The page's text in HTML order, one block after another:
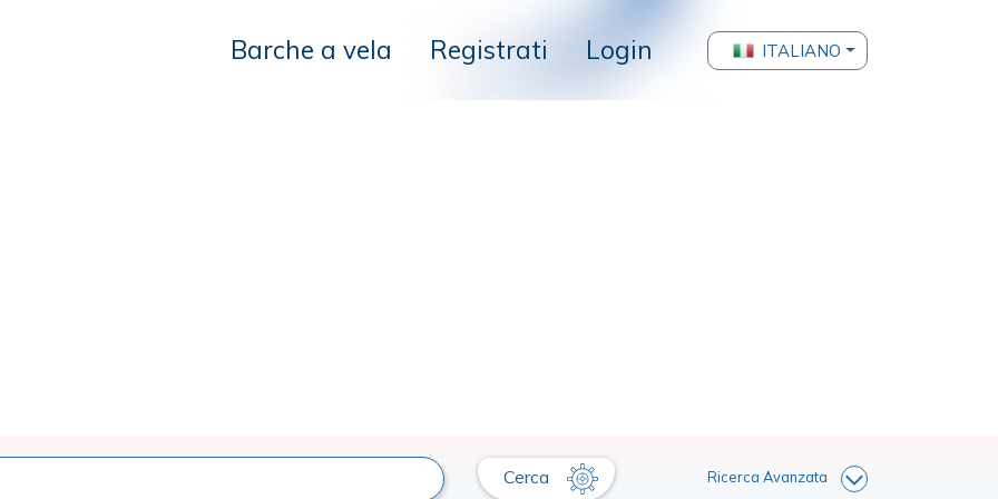
Barche a vela Registrati Login ITALIANO
Cerca Ricerca Avanzata